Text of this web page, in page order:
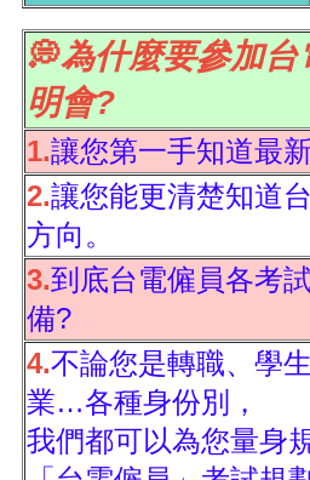
💭為什麼要參加台
明會?
1.讓您第一手知道最
2.讓您能更清楚知道
方向。
3.到底台電僱員各考
備?
4.不論您是轉職、學
業…各種身份別，
我們都可以為您量身